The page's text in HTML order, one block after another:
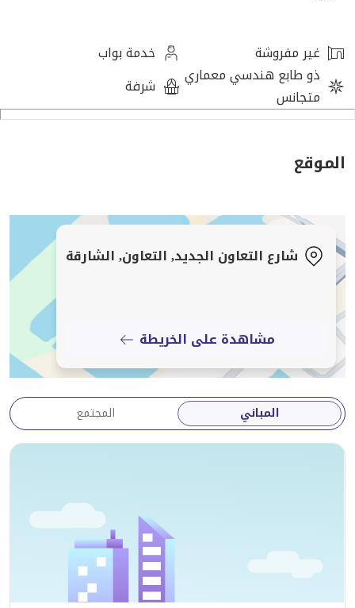
تشطيبات جيدة
تهوية ممتازة وإضاءة طبيعية
المميزات:
موقع مميز أمام بحيرة الممزر
قريب من مخرج دبي
قريب من المولات والأسواق والمطاعم
بيئة سكنية هادئة وآمنة
مناسبة للعائلات
السعر:
38,000 درهم سنوياً
طريقة الدفع:
4 أو 6 دفعات
بحيرة الممزر، مع سعر مناسب وتسهيلات مرنة في الدفع.
للتواصل والاستفسار أو حجز موعد للمعاينة يرجى الاتصال
الآن.
غير مفروشة
خدمة بواب
ذو طابع هندسي معماري
متجانس
شرفة
الموقع
شارع التعاون الجديد, التعاون, الشارقة
مشاهدة على الخريطة
المباني المجتمع